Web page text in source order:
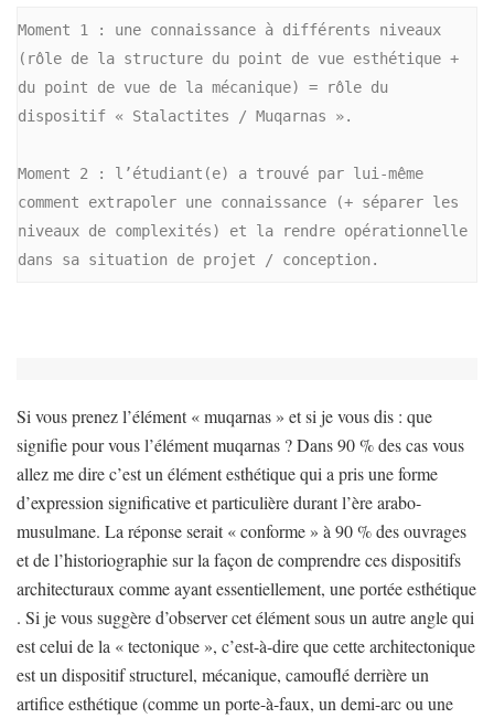
Moment 1 :
une connaissance à différents niveaux
(rôle de la structure du point de vue esthétique +
du point de vue de la mécanique) = rôle du
dispositif « Stalactites / Muqarnas ».
Moment 2 :
l’étudiant(e) a trouvé par lui-même
comment extrapoler une connaissance (+ séparer les
niveaux de complexités) et la rendre opérationnelle
dans sa situation de projet / conception.
Si vous prenez l’élément « muqarnas » et si je vous dis : que
signifie pour vous l’élément muqarnas ? Dans 90 % des cas vous
allez me dire c’est un élément esthétique qui a pris une forme
d’expression significative et particulière durant l’ère arabo-
musulmane. La réponse serait « conforme » à 90 % des ouvrages
et de l’historiographie sur la façon de comprendre ces dispositifs
architecturaux comme ayant essentiellement, une portée esthétique
. Si je vous suggère d’observer cet élément sous un autre angle qui
est celui de la « tectonique », c’est-à-dire que cette architectonique
est un dispositif structurel, mécanique, camouflé derrière un
artifice esthétique (comme un porte-à-faux, un demi-arc ou une